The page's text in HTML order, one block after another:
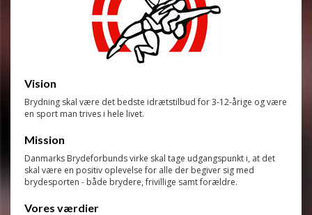
Vision
Brydning skal være det bedste idrætstilbud for 3-12-årige og være
en sport man trives i hele livet.
Mission
Danmarks Brydeforbunds virke skal tage udgangspunkt i, at det
skal være en positiv oplevelse for alle der begiver sig med
brydesporten - både brydere, frivillige samt forældre.
Vores værdier